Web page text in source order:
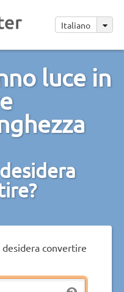
Italiano
luce in
convertire